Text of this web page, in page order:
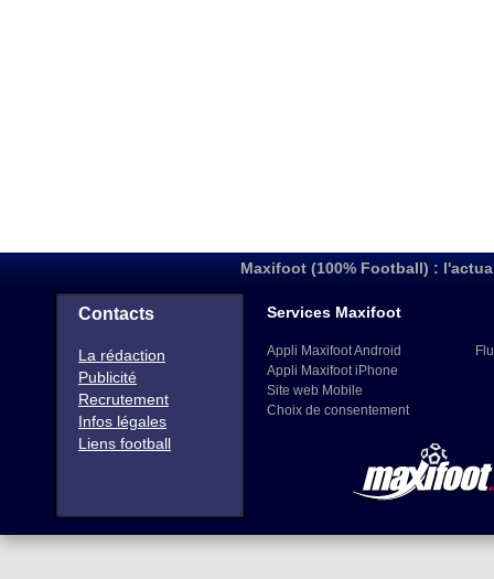
Maxifoot (100% Football) :
Contacts
La rédaction
Publicité
Recrutement
Infos légales
Liens football
Services Maxifoot
Appli Maxifoot Android
Appli Maxifoot iPhone
Site web Mobile
Choix de consentement